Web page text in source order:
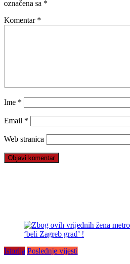
označena sa *
Komentar *
Ime *
Email *
Web stranica
Istorija Poslednje vijesti